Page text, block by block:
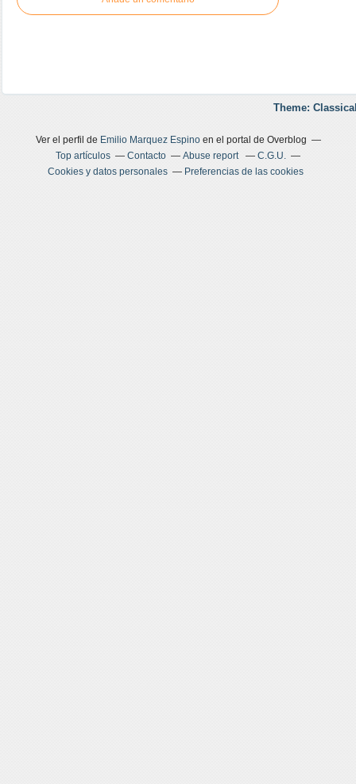
Theme:
Ver el perfil de Emilio Marquez Espinoen el portal de Overblog
Top artículos
Contacto Abuse report
C.G.U.
Cookies y datos personales
Preferencias de las cookies